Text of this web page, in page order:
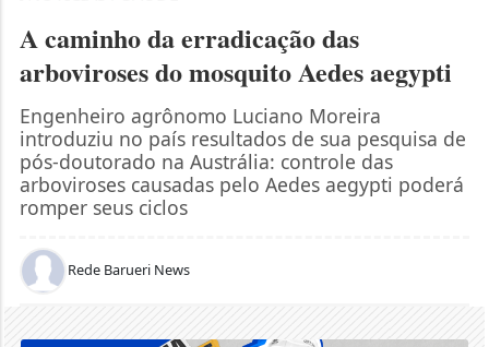
A caminho da erradicação das
arboviroses do mosquito Aedes aegypti
introduziu no país resultados de sua pesquisa de
pós-doutorado na Austrália: controle das
arboviroses causadas pelo Aedes aegypti poderá
romper seus ciclos